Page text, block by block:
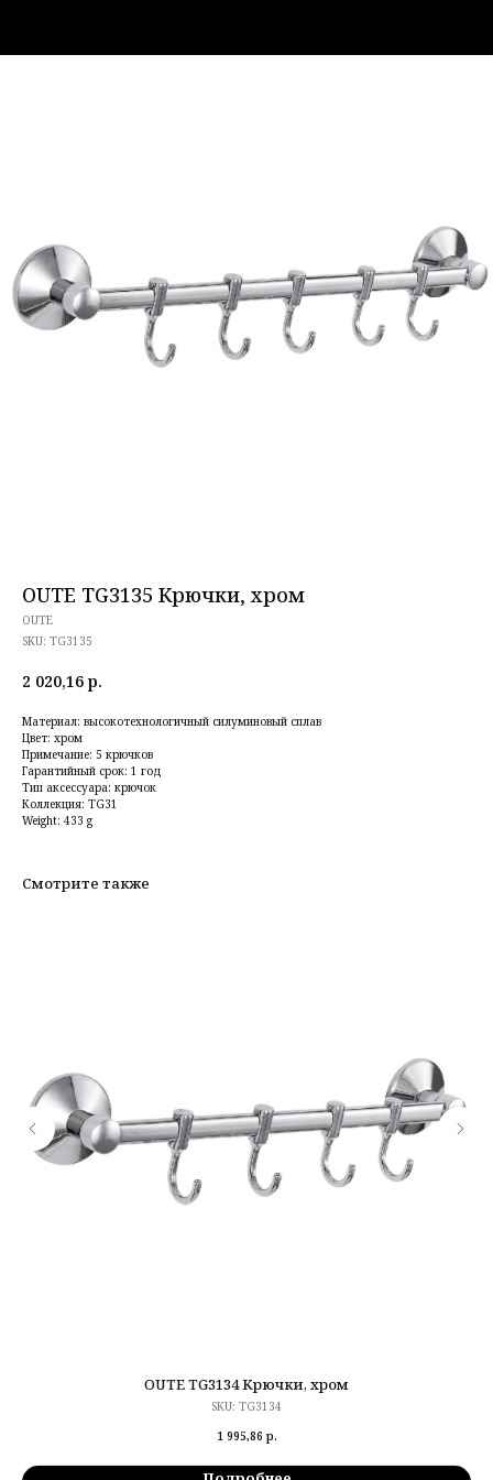
OUTE TG3135 Крючки, хром
OUTE
SKU: TG3135
2 020,16 р.
Материал: высокотехнологичный силуминовый сплав
Цвет: хром
Примечание: 5 крючков
Гарантийный срок: 1 год
Тип аксессуара: крючок
Коллекция: TG31
Weight: 433 g
Смотрите также
OUTE TG3134 Крючки, хром
SKU: TG3134
1 995,86 р.